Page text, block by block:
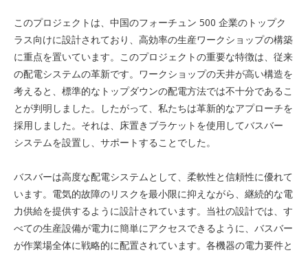
このプロジェクトは、中国のフォーチュン 500 企業のトップク
ラス向けに設計されており、高効率の生産ワークショップの構築
に重点を置いています。このプロジェクトの重要な特徴は、従来
の配電システムの革新です。ワークショップの天井が高い構造を
考えると、標準的なトップダウンの配電方法では不十分であるこ
とが判明しました。したがって、私たちは革新的なアプローチを
採用しました。それは、床置きブラケットを使用してバスバー
システムを設置し、サポートすることでした。
バスバーは高度な配電システムとして、柔軟性と信頼性に優れて
います。電気的故障のリスクを最小限に抑えながら、継続的な電
力供給を提供するように設計されています。当社の設計では、す
べての生産設備が電力に簡単にアクセスできるように、バスバー
が作業場全体に戦略的に配置されています。各機器の電力要件と